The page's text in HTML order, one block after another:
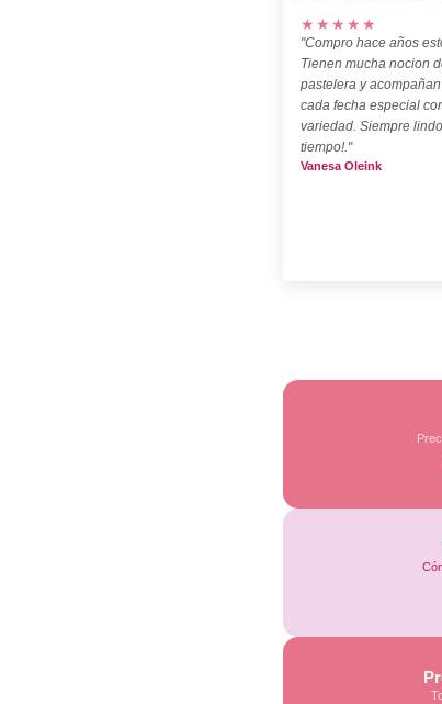
★★★★★
"Compro hace años
Tienen mucha nocion
pastelera y
cada fecha especial
variedad. Siempre
tiempo!."
Vanesa Oleink